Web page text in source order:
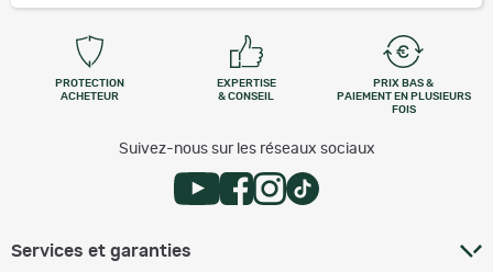
PROTECTION
ACHETEUR
EXPERTISE
& CONSEIL
PRIX BAS &
PAIEMENT EN PLUSIEURS
FOIS
Suivez-nous sur les réseaux sociaux
Services et garanties